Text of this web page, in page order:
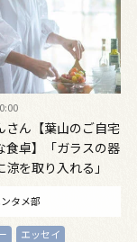
さん【葉山のご自宅
食卓】「ガラスの器
を取り入れる」
タメ部
エッセイ